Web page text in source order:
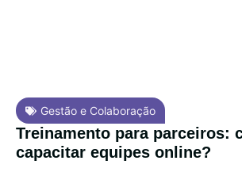
Gestão e Colaboração
Treinamento para parceiros:
capacitar equipes online?